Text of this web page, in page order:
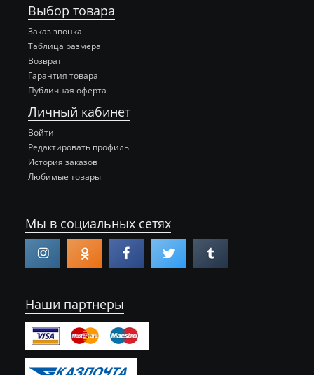
Выбор товара
Заказ звонка
Таблица размера
Возврат
Гарантия товара
Публичная оферта
Личный кабинет
Войти
Редактировать профиль
История заказов
Любимые товары
Мы в социальных сетях
Наши партнеры